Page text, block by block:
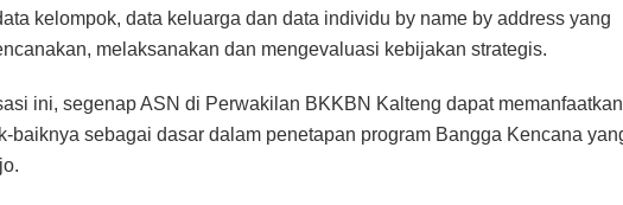
kelompok, data keluarga dan data individu by name by address yang
melaksanakan dan mengevaluasi kebijakan strategis.
ini, segenap ASN di Perwakilan BKKBN Kalteng dapat memanfaatkan
baiknya sebagai dasar dalam penetapan program Bangga Kencana